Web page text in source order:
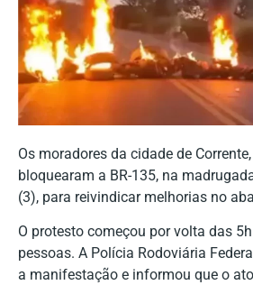
Os moradores da cidade de
bloquearam a BR-135, na
(3), para reivindicar melhorias no
O protesto começou por volta das
pessoas. A Polícia Rodoviária
a manifestação e informou que o